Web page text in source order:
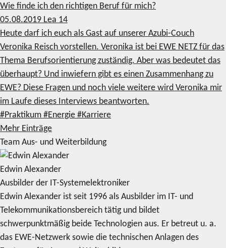
Wie finde ich den richtigen Beruf für mich?
05.08.2019 Lea 14
Heute darf ich euch als Gast auf unserer Azubi-Couch
Veronika Reisch vorstellen. Veronika ist bei EWE NETZ für das
Thema Berufsorientierung zuständig. Aber was bedeutet das
überhaupt? Und inwiefern gibt es einen Zusammenhang zu
EWE? Diese Fragen und noch viele weitere wird Veronika mir
im Laufe dieses Interviews beantworten.
#Praktikum #Energie #Karriere
Mehr Einträge
Team Aus- und Weiterbildung
Edwin Alexander
Ausbilder der IT-Systemelektroniker
Edwin Alexander ist seit 1996 als Ausbilder im IT- und
Telekommunikationsbereich tätig und bildet
schwerpunktmäßig beide Technologien aus. Er betreut u. a.
das EWE-Netzwerk sowie die technischen Anlagen des